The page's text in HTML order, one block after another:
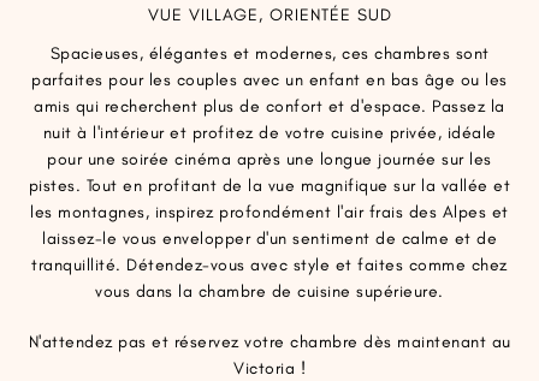
VUE VILLAGE, ORIENTÉE SUD
Spacieuses, élégantes et modernes, ces chambres sont
parfaites pour les couples avec un enfant en bas âge ou les
amis qui recherchent plus de confort et d'espace. Passez la
nuit à l'intérieur et profitez de votre cuisine privée, idéale
pour une soirée cinéma après une longue journée sur les
pistes. Tout en profitant de la vue magnifique sur la vallée et
les montagnes, inspirez profondément l'air frais des Alpes et
laissez-le vous envelopper d'un sentiment de calme et de
tranquillité. Détendez-vous avec style et faites comme chez
vous dans la chambre de cuisine supérieure.
N'attendez pas et réservez votre chambre dès maintenant au
Victoria !